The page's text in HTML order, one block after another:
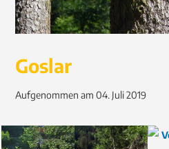
Goslar
Aufgenommen am 04. Juli 2019